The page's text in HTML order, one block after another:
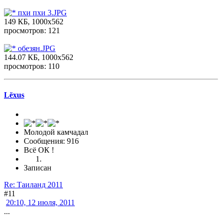
пхи пхи 3.JPG
149 КБ, 1000x562
просмотров: 121
обезян.JPG
144.07 КБ, 1000x562
просмотров: 110
Lёxus
Молодой камчадал
Сообщения: 916
Всё ОК !
Записан
Re: Таиланд 2011
#11
20:10, 12 июля, 2011
...